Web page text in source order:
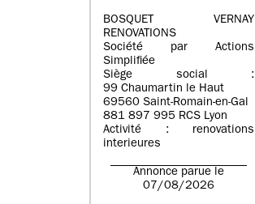
BOSQUET VERNAY
RENOVATIONS
Société par Actions
Simplifiée
Siège social :
99 Chaumartin le Haut
69560 Saint-Romain-en-Gal
881 897 995 RCS Lyon
Activité : renovations
interieures
Annonce parue le
07/08/2026